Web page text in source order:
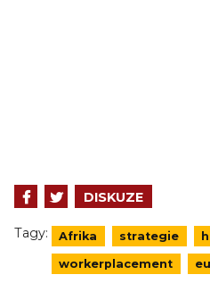
DISKUZE
Tagy: Afrika strategie
workerplacement